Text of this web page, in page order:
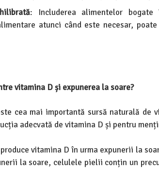
: Includerea alimentelor
atunci când este necesar,
vitamina D și expunerea la soare?
cea mai importantă sursă naturală de
adecvată de vitamina D și pentru
vitamina D în urma expunerii la
la soare, celulele pielii conțin un